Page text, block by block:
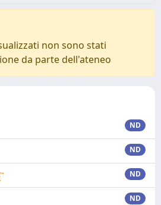
non sono stati
da parte dell'ateneo
ND
ND
ND
ND